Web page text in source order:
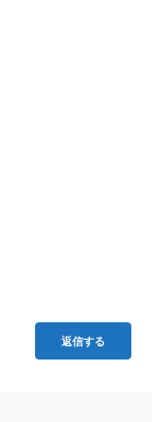
返信する